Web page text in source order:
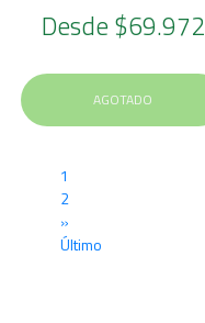
Desde$69.972
AGOTADO
1
2
»
Último